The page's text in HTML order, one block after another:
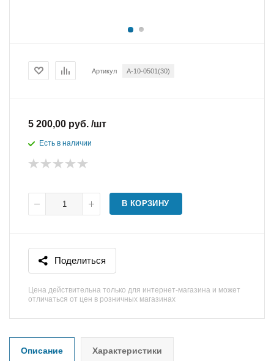
Артикул A-10-0501(30)
5 200,00 руб. /шт
Есть в наличии
В КОРЗИНУ
Поделиться
Цена действительна только для интернет-магазина и может
отличаться от цен в розничных магазинах
Описание Характеристики